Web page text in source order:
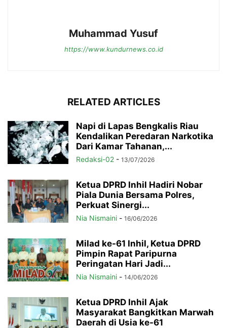
Muhammad Yusuf
https://www.kundurnews.co.id
RELATED ARTICLES
Napi di Lapas Bengkalis Riau
Kendalikan Peredaran Narkotika
Dari Kamar Tahanan,...
Redaksi-02 - 13/07/2026
Ketua DPRD Inhil Hadiri Nobar
Piala Dunia Bersama Polres,
Perkuat Sinergi...
Nia Nismaini - 16/06/2026
Milad ke-61 Inhil, Ketua DPRD
Pimpin Rapat Paripurna
Peringatan Hari Jadi...
Nia Nismaini - 14/06/2026
Ketua DPRD Inhil Ajak
Masyarakat Bangkitkan Marwah
Daerah di Usia ke-61